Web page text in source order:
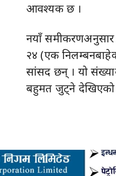
आवश्यक छ ।
नयाँ
२४ (एक
सांसद छन् । यो
बहुमत जुट्ने